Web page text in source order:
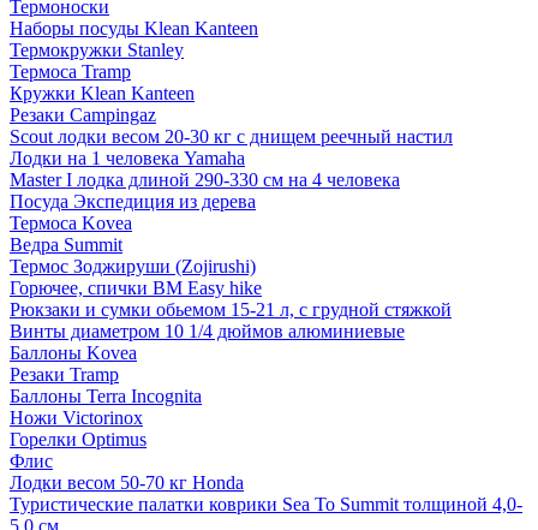
Термоноски
Наборы посуды Klean Kanteen
Термокружки Stanley
Термоса Tramp
Кружки Klean Kanteen
Резаки Campingaz
Scout лодки весом 20-30 кг с днищем реечный настил
Лодки на 1 человека Yamaha
Master I лодка длиной 290-330 см на 4 человека
Посуда Экспедиция из дерева
Термоса Kovea
Ведра Summit
Термос Зоджируши (Zojirushi)
Горючее, спички BM Easy hike
Рюкзаки и сумки обьемом 15-21 л, с грудной стяжкой
Винты диаметром 10 1/4 дюймов алюминиевые
Баллоны Kovea
Резаки Tramp
Баллоны Terra Incognita
Ножи Victorinox
Горелки Optimus
Флис
Лодки весом 50-70 кг Honda
Туристические палатки коврики Sea To Summit толщиной 4,0-
5,0 см